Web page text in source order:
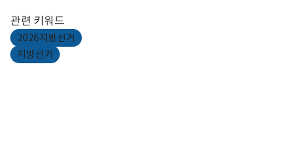
관련 키워드
2026지방선거
지방선거